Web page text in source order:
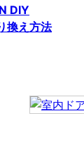
DIY
換え方法